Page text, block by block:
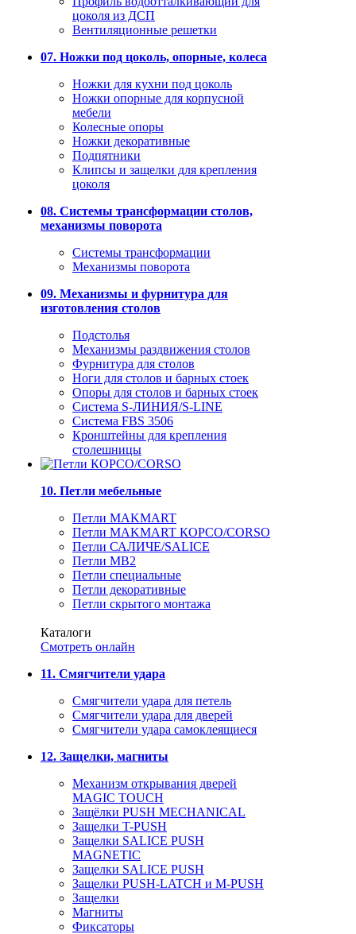
цоколя из ДСП
Вентиляционные решетки
07. Ножки под цоколь, опорные, колеса
Ножки для кухни под цоколь
Ножки опорные для корпусной
мебели
Колесные опоры
Ножки декоративные
Подпятники
Клипсы и защелки для крепления
цоколя
08. Системы трансформации столов,
механизмы поворота
Системы трансформации
Механизмы поворота
09. Механизмы и фурнитура для
изготовления столов
Подстолья
Механизмы раздвижения столов
Фурнитура для столов
Ноги для столов и барных стоек
Опоры для столов и барных стоек
Система S-ЛИНИЯ/S-LINE
Система FBS 3506
Кронштейны для крепления
столешницы
10. Петли мебельные
Петли MAKMART
Петли MAKMART КОРСО/CORSO
Петли САЛИЧЕ/SALICE
Петли MB2
Петли специальные
Петли декоративные
Петли скрытого монтажа
Каталоги
Смотреть онлайн
11. Смягчители удара
Смягчители удара для петель
Смягчители удара для дверей
Cмягчители удара самоклеящиеся
12. Защелки, магниты
Механизм открывания дверей
MAGIC TOUCH
Защёлки PUSH MECHANICAL
Защелки T-PUSH
Защелки SALICE PUSH
MAGNETIC
Защелки SALICE PUSH
Защелки PUSH-LATCH и M-PUSH
Защелки
Магниты
Фиксаторы